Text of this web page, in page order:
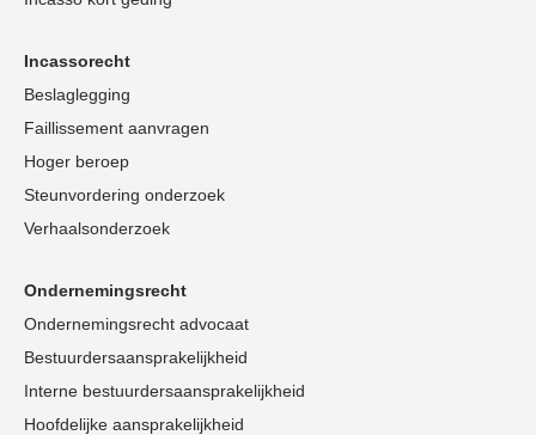
Incassorecht
Beslaglegging
Faillissement aanvragen
Hoger beroep
Steunvordering onderzoek
Verhaalsonderzoek
Ondernemingsrecht
Ondernemingsrecht advocaat
Bestuurdersaansprakelijkheid
Interne bestuurdersaansprakelijkheid
Hoofdelijke aansprakelijkheid